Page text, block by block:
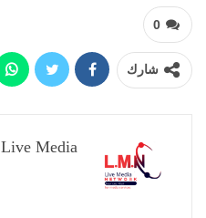
0
شارك
Live Media